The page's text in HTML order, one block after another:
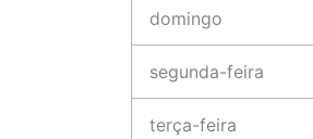
domingo
segunda-feira
terça-feira